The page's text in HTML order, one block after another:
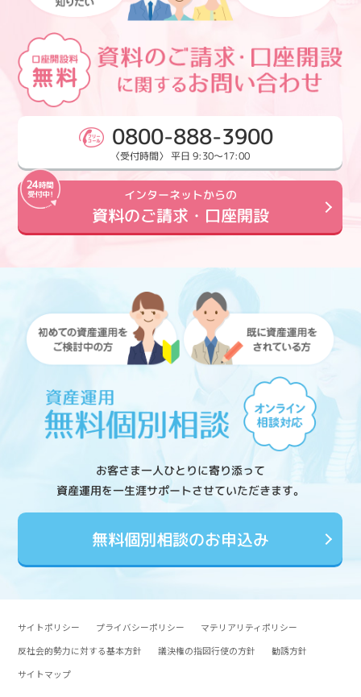
0800-888-3900
〈受付時間〉 平日 9:30～17:00
インターネットからの
資料のご請求・口座開設
お客さま一人ひとりに寄り添って
資産運用を一生涯サポートさせていただきます。
無料個別相談のお申込み
サイトポリシー プライバシーポリシー
マテリアリティポリシー
反社会的勢力に対する基本方針
議決権の指図行使の方針
勧誘方針
サイトマップ